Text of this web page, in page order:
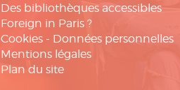
Des bibliothèques accessibles
Foreign in Paris ?
Cookies - Données personnelles
Mentions légales
Plan du site